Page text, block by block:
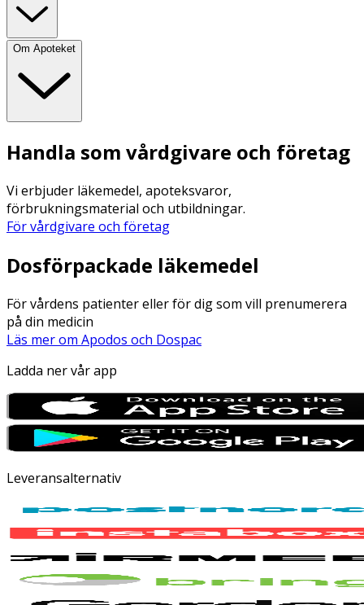
Om Apoteket
Handla som vårdgivare och företag
Vi erbjuder läkemedel, apoteksvaror,
förbrukningsmaterial och utbildningar.
För vårdgivare och företag
Dosförpackade läkemedel
För vårdens patienter eller för dig som vill prenumerera
på din medicin
Läs mer om Apodos och Dospac
Ladda ner vår app
Leveransalternativ